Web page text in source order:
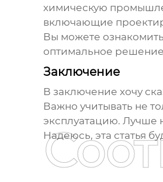
химическую
включающие
Вы можете
оптимальное
Заключение
В заключение хочу
Важно учитывать не
эксплуатацию. Лучше
Надеюсь, эта статья